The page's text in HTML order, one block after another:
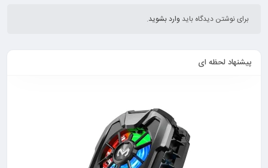
برای نوشتن دیدگاه باید وارد بشوید.
پیشنهاد لحظه ای